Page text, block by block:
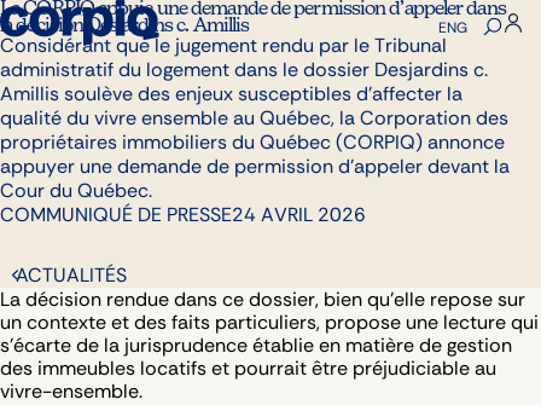
ENG
La CORPIQ appuie une demande de permission d’appeler dans
la décision Desjardins c. Amillis
Considérant que le jugement rendu par le Tribunal
administratif du logement dans le dossier Desjardins c.
Amillis soulève des enjeux susceptibles d’affecter la
qualité du vivre ensemble au Québec, la Corporation des
propriétaires immobiliers du Québec (CORPIQ) annonce
appuyer une demande de permission d’appeler devant la
Cour du Québec.
COMMUNIQUÉ DE PRESSE24 AVRIL 2026
La décision rendue dans ce dossier, bien qu’elle repose sur
un contexte et des faits particuliers, propose une lecture qui
s’écarte de la jurisprudence établie en matière de gestion
des immeubles locatifs et pourrait être préjudiciable au
vivre-ensemble.